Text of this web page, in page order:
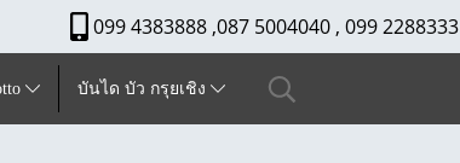
099 4383888 ,087 5004040 , 099 2288333
บันได บัว กรุยเชิง